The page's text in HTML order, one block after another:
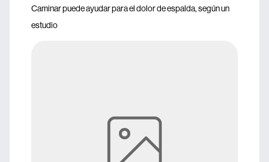
Caminar puede ayudar para el dolor de espalda, según un
estudio